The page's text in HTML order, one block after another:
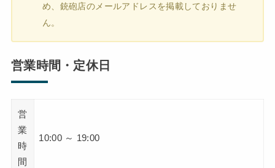
め、銃砲店のメールアドレスを掲載しておりませ
ん。
営業時間・定休日
営
業
時
間
10:00 ～ 19:00